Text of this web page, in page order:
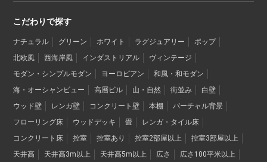
こだわりで探す
ナチュラル グリーン ホワイト ラグジュアリー
ポップ
北欧風
西海岸風 インダストリアル
ヴィンテージ
モダン・シンプルモダン
ヨーロピアン
和風・和モダン
海・オーシャンビュー
高層ビル 山・自然 街並み
白壁
ウッド壁
レンガ壁 コンクリート壁 本棚
バーチャル背景
フローリング床
ウッドデッキ 畳
レンガ・タイル床
コンクリート床
控室 控室あり 控室2部屋以上
控室3部屋以上
天井高
天井高3m以上 天井高5m以上 広さ
広さ100平米以上